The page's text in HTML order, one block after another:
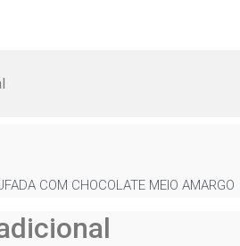
COM CHOCOLATE MEIO AMARGO